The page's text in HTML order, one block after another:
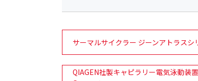
サーマルサイクラー ジーンアトラスシ
QIAGEN社製キャピラリー電気泳動装